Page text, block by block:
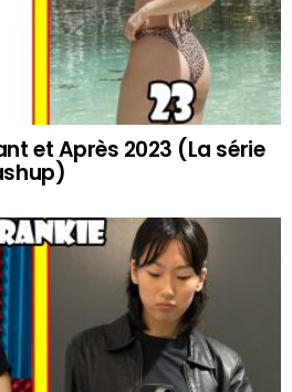
et Après 2023 (La série